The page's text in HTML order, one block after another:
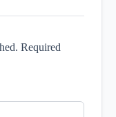
Required